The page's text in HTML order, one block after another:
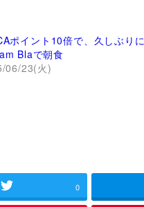
ポイント10倍で、久しぶりに
Blaで朝食
06/23(火)
0